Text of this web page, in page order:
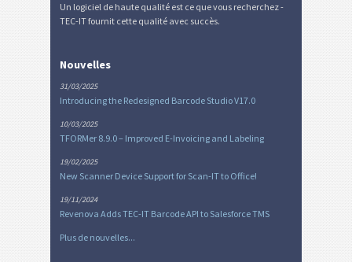
Un logiciel de haute qualité est ce que vous recherchez -
TEC-IT fournit cette qualité avec succès.
Nouvelles
31/03/2025
Introducing the Redesigned Barcode Studio V17.0
10/03/2025
TFORMer 8.9.0 – Improved E-Invoicing and Labeling
19/02/2025
New Scanner Device Support for Scan-IT to Office!
19/11/2024
Revenova Adds TEC-IT Barcode API to Salesforce TMS
Plus de nouvelles...